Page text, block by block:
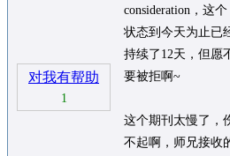
对我有帮助
1
consideration，这个
状态到今天为止已
持续了12天，但愿
要被拒啊~
这个期刊太慢了，
不起啊，师兄接收